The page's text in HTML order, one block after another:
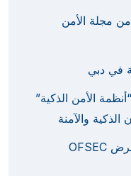
مجلة الأمن
الأمن الذكية”
والآمنة